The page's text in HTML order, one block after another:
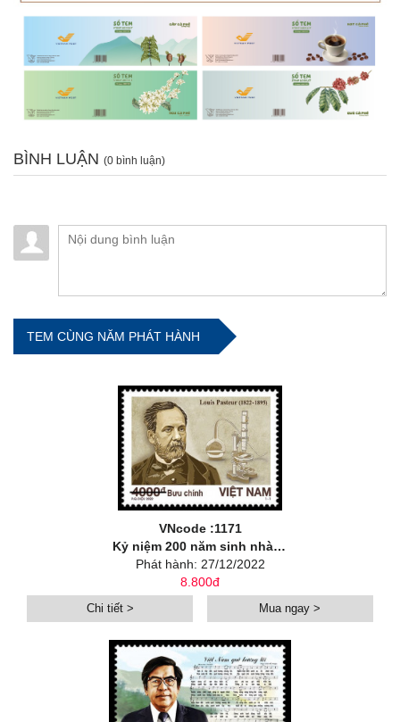
BÌNH LUẬN (0 bình luận)
TEM CÙNG NĂM PHÁT HÀNH
VNcode :1171
Kỷ niệm 200 năm sinh nhà khoa học Louis Pasteur (1822-1895)
Phát hành: 27/12/2022
8.800đ
Chi tiết > Mua ngay >